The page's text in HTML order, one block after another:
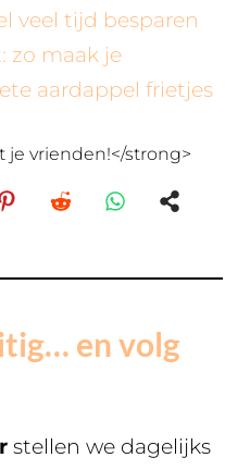
veel tijd besparen
zo maak je
aardappel frietjes
je vrienden!</strong>
en volg
stellen we dagelijks